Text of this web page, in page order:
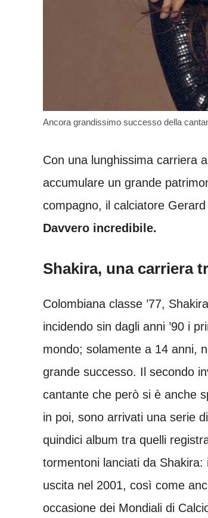
Ancora grandissimo successo della
Con una lunghissima carriera
accumulare un grande
compagno, il calciatore
Davvero incredibile.
Shakira, una carriera
Colombiana classe ’77,
incidendo sin dagli anni ’90 i
mondo; solamente a 14 anni,
grande successo. Il secondo
cantante che però si è anche
in poi, sono arrivati una serie
quindici album tra quelli
tormentoni lanciati da
uscita nel 2001, così come
occasione dei Mondiali di